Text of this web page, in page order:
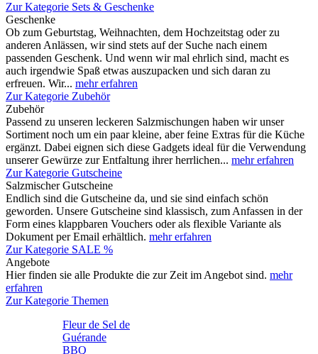
Zur Kategorie Sets & Geschenke
Geschenke
Ob zum Geburtstag, Weihnachten, dem Hochzeitstag oder zu
anderen Anlässen, wir sind stets auf der Suche nach einem
passenden Geschenk. Und wenn wir mal ehrlich sind, macht es
auch irgendwie Spaß etwas auszupacken und sich daran zu
erfreuen. Wir... mehr erfahren
Zur Kategorie Zubehör
Zubehör
Passend zu unseren leckeren Salzmischungen haben wir unser
Sortiment noch um ein paar kleine, aber feine Extras für die Küche
ergänzt. Dabei eignen sich diese Gadgets ideal für die Verwendung
unserer Gewürze zur Entfaltung ihrer herrlichen... mehr erfahren
Zur Kategorie Gutscheine
Salzmischer Gutscheine
Endlich sind die Gutscheine da, und sie sind einfach schön
geworden. Unsere Gutscheine sind klassisch, zum Anfassen in der
Form eines klappbaren Vouchers oder als flexible Variante als
Dokument per Email erhältlich. mehr erfahren
Zur Kategorie SALE %
Angebote
Hier finden sie alle Produkte die zur Zeit im Angebot sind. mehr
erfahren
Zur Kategorie Themen
Fleur de Sel de
Guérande
BBQ